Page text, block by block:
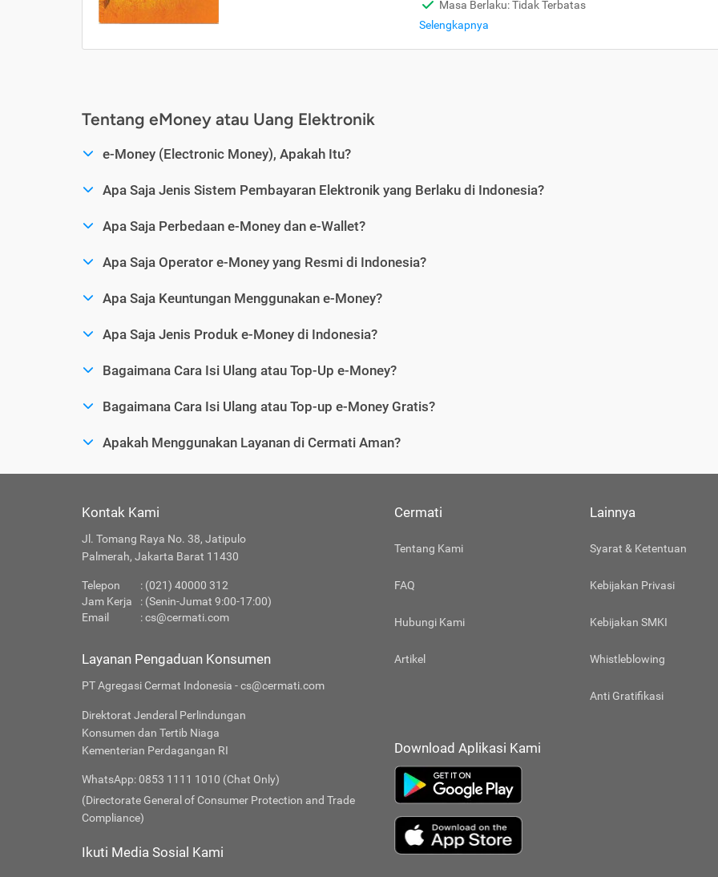
Masa Berlaku: Tidak Terbatas
Selengkapnya
Tentang eMoney atau Uang Elektronik
e-Money (Electronic Money), Apakah Itu?
Apa Saja Jenis Sistem Pembayaran Elektronik yang Berlaku di Indonesia?
Apa Saja Perbedaan e-Money dan e-Wallet?
Apa Saja Operator e-Money yang Resmi di Indonesia?
Apa Saja Keuntungan Menggunakan e-Money?
Apa Saja Jenis Produk e-Money di Indonesia?
Bagaimana Cara Isi Ulang atau Top-Up e-Money?
Bagaimana Cara Isi Ulang atau Top-up e-Money Gratis?
Apakah Menggunakan Layanan di Cermati Aman?
Kontak Kami
Jl. Tomang Raya No. 38, Jatipulo
Palmerah, Jakarta Barat 11430
Telepon
: (021) 40000 312
Jam Kerja
: (Senin-Jumat 9:00-17:00)
Email
:cs@cermati.com
Layanan Pengaduan Konsumen
PT Agregasi Cermat Indonesia - cs@cermati.com
Direktorat Jenderal Perlindungan
Konsumen dan Tertib Niaga
Kementerian Perdagangan RI
WhatsApp: 0853 1111 1010 (Chat Only)
(Directorate General of Consumer Protection and Trade
Compliance)
Ikuti Media Sosial Kami
Cermati
Tentang Kami
FAQ
Hubungi Kami
Artikel
Lainnya
Syarat & Ketentuan
Kebijakan Privasi
Kebijakan SMKI
Whistleblowing
Anti Gratifikasi
Download Aplikasi Kami